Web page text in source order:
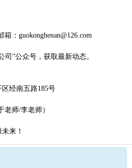
：guokonghenan@126.com
司”公众号，获取最新动态。
经南五路185号
老师/李老师）
来！